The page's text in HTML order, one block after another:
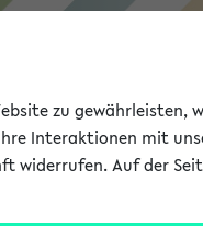
zu gewährleisten,
Interaktionen mit
widerrufen. Auf der